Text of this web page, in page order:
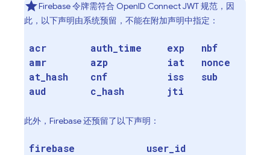
Firebase 令牌需符合 OpenID Connect JWT 规范，因
此，以下声明由系统预留，不能在附加声明中指定：
acr
amr
at hash
aud
auth time
azp
cnf
c hash
exp
iat
iss
jti
nbf
nonce
sub
此外，Firebase 还预留了以下声明：
firebase user id